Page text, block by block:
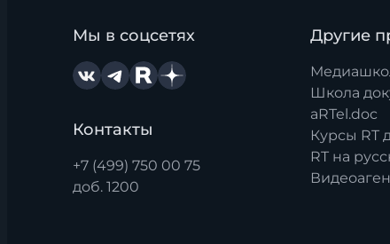
Мы в соцсетях
Контакты
+7 (499) 750 00 75
доб. 1200
Другие
Школа
aRTel.doc
Курсы RT
RT на